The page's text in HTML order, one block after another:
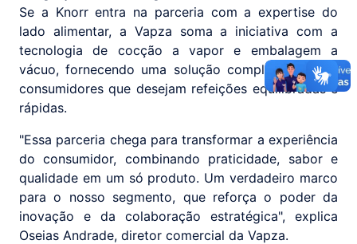
Se a Knorr entra na parceria com a expertise do
lado alimentar, a Vapza soma a iniciativa com a
tecnologia de cocção a vapor e embalagem a
vácuo, fornecendo uma solução completa para os
consumidores que desejam refeições equilibradas e
rápidas.
"Essa parceria chega para transformar a experiência
do consumidor, combinando praticidade, sabor e
qualidade em um só produto. Um verdadeiro marco
para o nosso segmento, que reforça o poder da
inovação e da colaboração estratégica", explica
Oseias Andrade, diretor comercial da Vapza.